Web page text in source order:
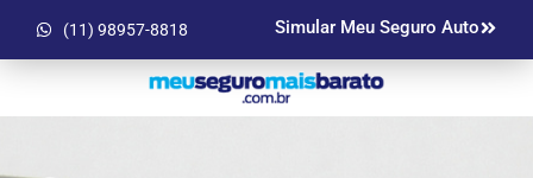
(11) 98957-8818 Simular Meu Seguro Auto